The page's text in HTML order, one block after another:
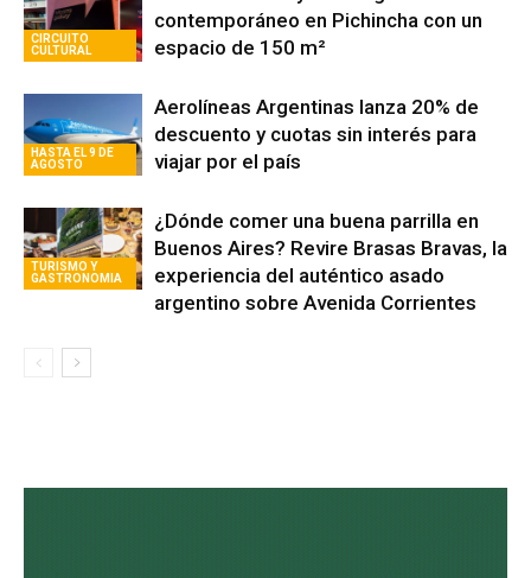
CIRCUITO
CULTURAL
contemporáneo en Pichincha con un
espacio de 150 m²
HASTA EL 9 DE
AGOSTO
Aerolíneas Argentinas lanza 20% de
descuento y cuotas sin interés para
viajar por el país
TURISMO Y
GASTRONOMIA
¿Dónde comer una buena parrilla en
Buenos Aires? Revire Brasas Bravas, la
experiencia del auténtico asado
argentino sobre Avenida Corrientes